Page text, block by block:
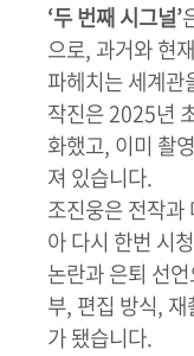
‘두 번째 시그널’
으로, 과거와 현
파헤치는 세계
작진은 2025년
화했고, 이미 촬
져 있습니다.
조진웅은 전작과
아 다시 한번 시
논란과 은퇴 선
부, 편집 방식, 재
가 됐습니다.